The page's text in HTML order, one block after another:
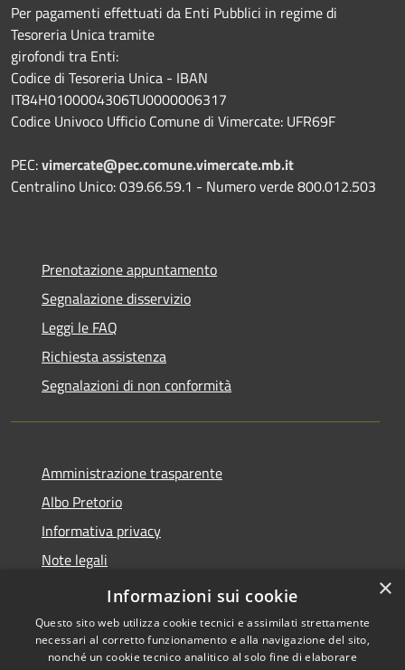
Per pagamenti effettuati da Enti Pubblici in regime di
Tesoreria Unica tramite
girofondi tra Enti:
Codice di Tesoreria Unica - IBAN
IT84H0100004306TU0000006317
Codice Univoco Ufficio Comune di Vimercate: UFR69F
PEC:vimercate@pec.comune.vimercate.mb.it
Centralino Unico: 039.66.59.1 - Numero verde 800.012.503
Prenotazione appuntamento
Segnalazione disservizio
Leggi le FAQ
Richiesta assistenza
Segnalazioni di non conformità
Amministrazione trasparente
Albo Pretorio
Informativa privacy
Note legali
Dichiarazione di accessibilità
×
Informazioni sui cookie
Questo sito web utilizza cookie tecnici e assimilati strettamente
necessari al corretto funzionamento e alla navigazione del sito,
nonché un cookie tecnico analitico al solo fine di elaborare